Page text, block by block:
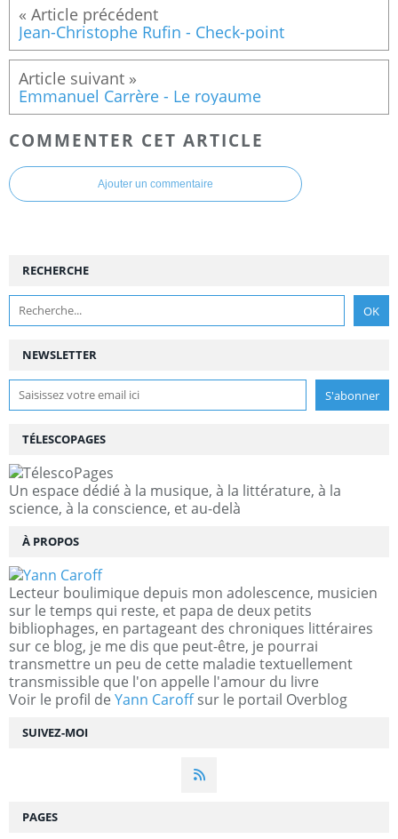
Jean-Christophe Rufin - Check-point
Emmanuel Carrère - Le royaume
COMMENTER CET ARTICLE
Ajouter un commentaire
NEWSLETTER
SUIVEZ-MOI
RECHERCHE
TÉLESCOPAGES
Un espace dédié à la musique, à la littérature, à la
science, à la conscience, et au-delà
À PROPOS
Lecteur boulimique depuis mon adolescence, musicien
sur le temps qui reste, et papa de deux petits
bibliophages, en partageant des chroniques littéraires
sur ce blog, je me dis que peut-être, je pourrai
transmettre un peu de cette maladie textuellement
transmissible que l'on appelle l'amour du livre
Voir le profil de Yann Caroffsur le portail Overblog
PAGES